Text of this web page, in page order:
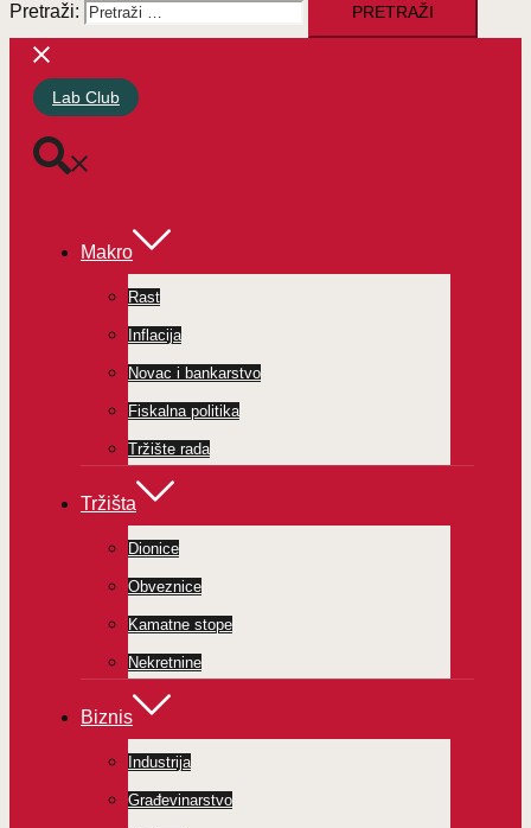
Pretraži:
Lab Club
Makro
Rast
Inflacija
Novac i bankarstvo
Fiskalna politika
Tržište rada
Tržišta
Dionice
Obveznice
Kamatne stope
Nekretnine
Biznis
Industrija
Građevinarstvo